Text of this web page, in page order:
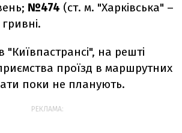
№474 (ст. м. "Харківська" –
на решті
проїзд в маршрутних
поки не планують.
РЕКЛАМА: